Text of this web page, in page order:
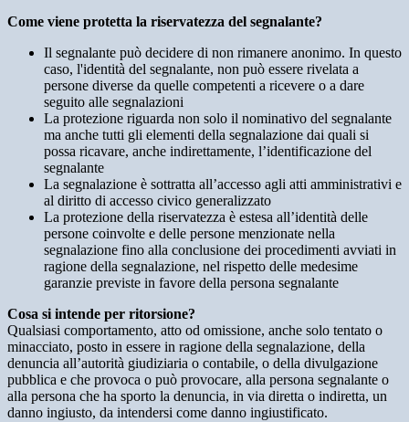
Come viene protetta la riservatezza del segnalante?
Il segnalante può decidere di non rimanere anonimo. In questo
caso, l'identità del segnalante, non può essere rivelata a
persone diverse da quelle competenti a ricevere o a dare
seguito alle segnalazioni
La protezione riguarda non solo il nominativo del segnalante
ma anche tutti gli elementi della segnalazione dai quali si
possa ricavare, anche indirettamente, l’identificazione del
segnalante
La segnalazione è sottratta all’accesso agli atti amministrativi e
al diritto di accesso civico generalizzato
La protezione della riservatezza è estesa all’identità delle
persone coinvolte e delle persone menzionate nella
segnalazione fino alla conclusione dei procedimenti avviati in
ragione della segnalazione, nel rispetto delle medesime
garanzie previste in favore della persona segnalante
Cosa si intende per ritorsione?
Qualsiasi comportamento, atto od omissione, anche solo tentato o
minacciato, posto in essere in ragione della segnalazione, della
denuncia all’autorità giudiziaria o contabile, o della divulgazione
pubblica e che provoca o può provocare, alla persona segnalante o
alla persona che ha sporto la denuncia, in via diretta o indiretta, un
danno ingiusto, da intendersi come danno ingiustificato.